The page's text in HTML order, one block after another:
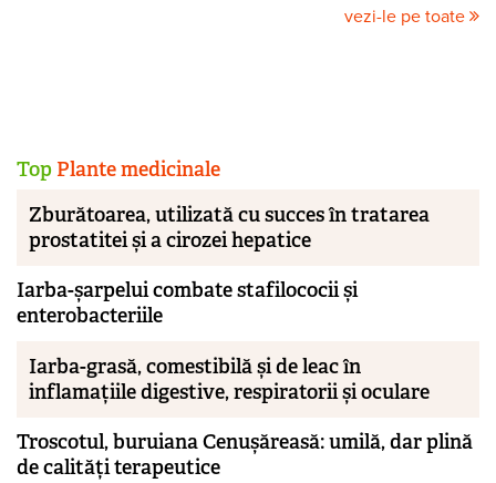
vezi-le pe toate
Top Plante medicinale
Zburătoarea, utilizată cu succes în tratarea
prostatitei și a cirozei hepatice
Iarba-șarpelui combate stafilococii și
enterobacteriile
Iarba-grasă, comestibilă și de leac în
inflamațiile digestive, respiratorii și oculare
Troscotul, buruiana Cenușăreasă: umilă, dar plină
de calități terapeutice